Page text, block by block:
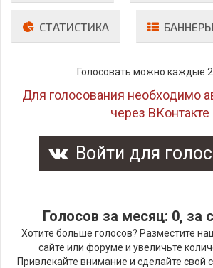
СТАТИСТИКА БАННЕРЫ
Голосовать можно каждые
Для голосования необходимо
через ВКонтакте
Войти для
Голосов за месяц: 0, за
Хотите больше голосов? Разместите
сайте или форуме и увеличьте
Привлекайте внимание и сделайте свой